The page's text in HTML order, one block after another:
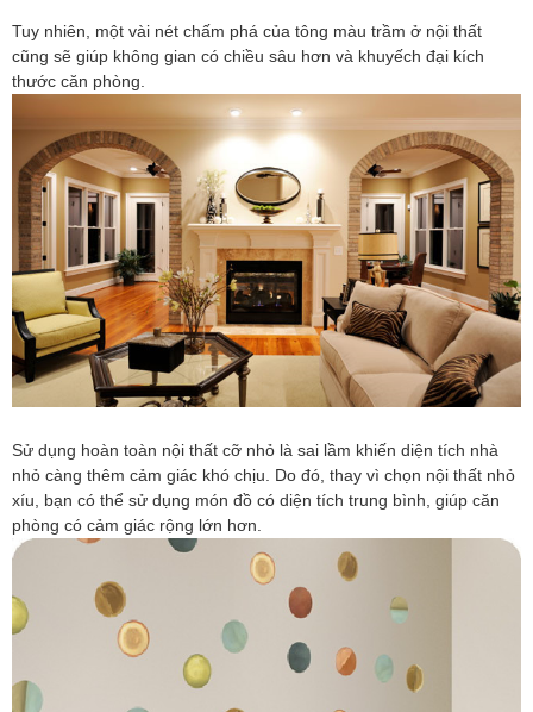
Tuy nhiên, một vài nét chấm phá của tông màu trầm ở nội thất
cũng sẽ giúp không gian có chiều sâu hơn và khuyếch đại kích
thước căn phòng.
Sử dụng hoàn toàn nội thất cỡ nhỏ là sai lầm khiến diện tích nhà
nhỏ càng thêm cảm giác khó chịu. Do đó, thay vì chọn nội thất nhỏ
xíu, bạn có thể sử dụng món đồ có diện tích trung bình, giúp căn
phòng có cảm giác rộng lớn hơn.